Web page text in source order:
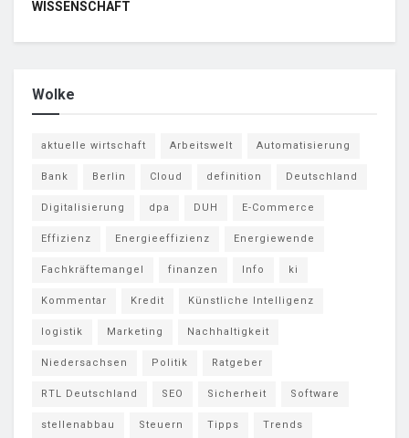
WISSENSCHAFT
Wolke
aktuelle wirtschaft Arbeitswelt Automatisierung
Bank Berlin Cloud definition Deutschland
Digitalisierung dpa DUH E-Commerce
Effizienz Energieeffizienz Energiewende
Fachkräftemangel finanzen Info ki
Kommentar Kredit Künstliche Intelligenz
logistik Marketing Nachhaltigkeit
Niedersachsen Politik Ratgeber
RTL Deutschland SEO Sicherheit Software
stellenabbau Steuern Tipps Trends